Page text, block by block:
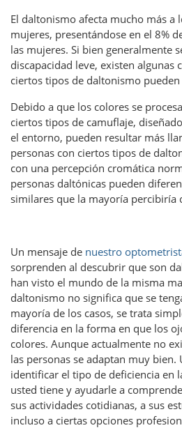
El daltonismo afecta mucho más a
mujeres, presentándose en el 8%
las mujeres. Si bien generalmente
discapacidad leve, existen algunas
ciertos tipos de daltonismo
Debido a que los colores se
ciertos tipos de camuflaje,
el entorno, pueden resultar más
personas con ciertos tipos de
con una percepción cromática
personas daltónicas pueden
similares que la mayoría percibiría
Un mensaje de nuestro
sorprenden al descubrir que son
han visto el mundo de la misma
daltonismo no significa que se
mayoría de los casos, se trata
diferencia en la forma en que los
colores. Aunque actualmente no
las personas se adaptan muy
identificar el tipo de deficiencia en
usted tiene y ayudarle a
sus actividades cotidianas, a sus
incluso a ciertas opciones